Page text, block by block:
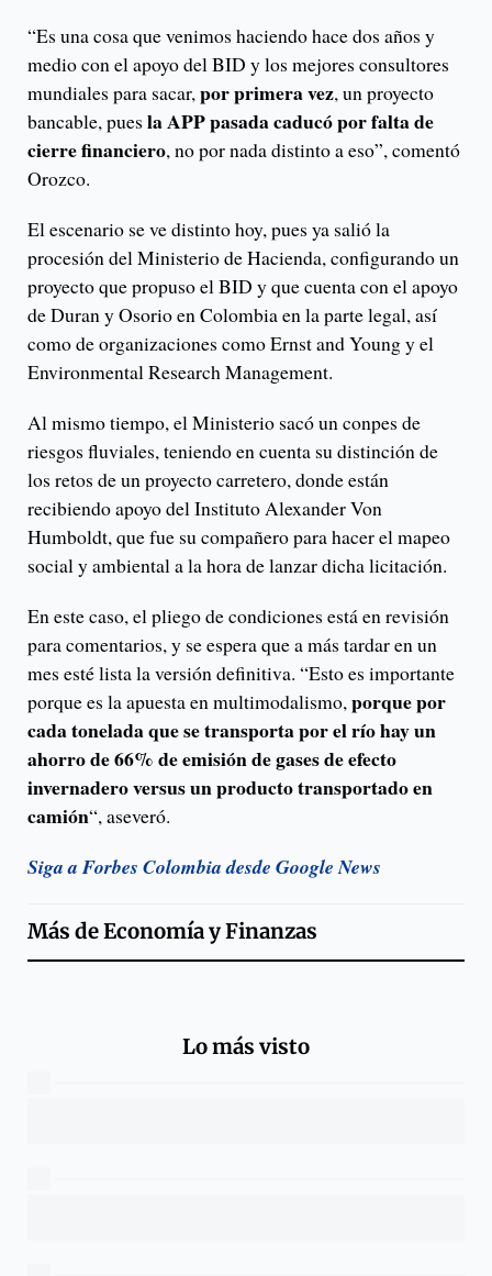
“Es una cosa que venimos haciendo hace dos años y
medio con el apoyo del BID y los mejores consultores
mundiales para sacar,por primera vez, un proyecto
bancable, pues la APP pasada caducó por falta de
cierre financiero, no por nada distinto a eso”, comentó
Orozco.
El escenario se ve distinto hoy, pues ya salió la
procesión del Ministerio de Hacienda, configurando un
proyecto que propuso el BID y que cuenta con el apoyo
de Duran y Osorio en Colombia en la parte legal, así
como de organizaciones como Ernst and Young y el
Environmental Research Management.
Al mismo tiempo, el Ministerio sacó un conpes de
riesgos fluviales, teniendo en cuenta su distinción de
los retos de un proyecto carretero, donde están
recibiendo apoyo del Instituto Alexander Von
Humboldt, que fue su compañero para hacer el mapeo
social y ambiental a la hora de lanzar dicha licitación.
En este caso, el pliego de condiciones está en revisión
para comentarios, y se espera que a más tardar en un
mes esté lista la versión definitiva. “Esto es importante
porque es la apuesta en multimodalismo,porque por
cada tonelada que se transporta por el río hay un
ahorro de 66% de emisión de gases de efecto
invernadero versus un producto transportado en
camión“, aseveró.
Siga a Forbes Colombia desde Google News
Más deEconomía y Finanzas
Lo más visto